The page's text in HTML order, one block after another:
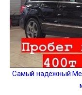
Самый надёжный